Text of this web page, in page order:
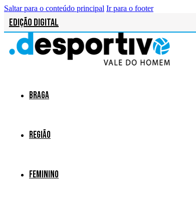
Saltar para o conteúdo principal Ir para o footer
Edição Digital
Braga
Região
Feminino